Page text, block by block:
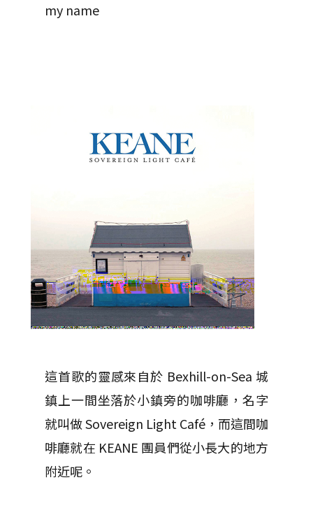
my name
這首歌的靈感來自於 Bexhill-on-Sea 城
鎮上一間坐落於小鎮旁的咖啡廳，名字
就叫做 Sovereign Light Café，而這間咖
啡廳就在 KEANE 團員們從小長大的地方
附近呢。